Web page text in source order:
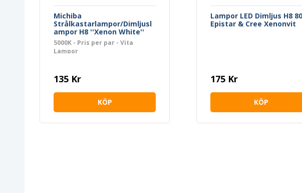
Michiba
Strålkastarlampor/Dimljusl
ampor H8 ''Xenon White''
5000K - Pris per par - Vita
Lampor
135 Kr
KÖP
Lampor LED Dimljus H8
Epistar & Cree Xenonvit
175 Kr
KÖP